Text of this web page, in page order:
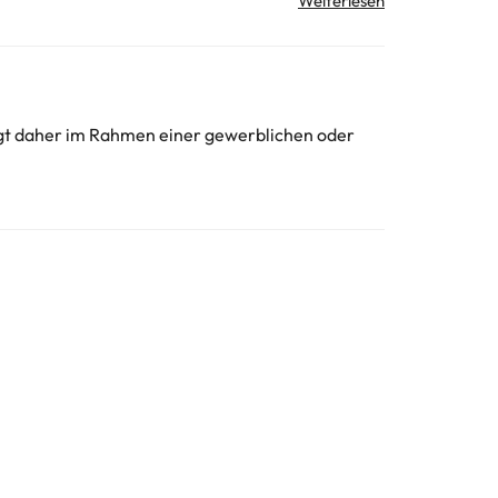
daher im Rahmen einer gewerblichen oder